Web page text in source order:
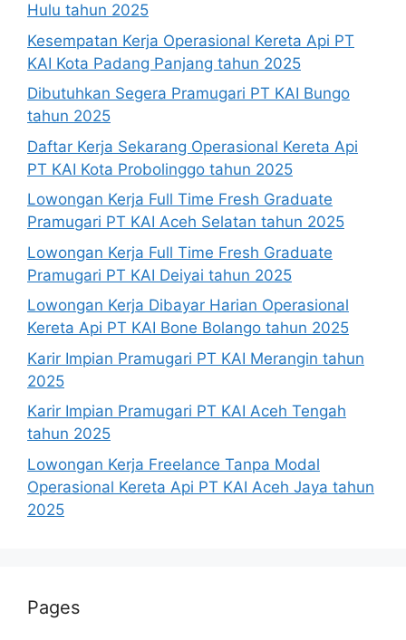
Hulu tahun 2025
Kesempatan Kerja Operasional Kereta Api PT
KAI Kota Padang Panjang tahun 2025
Dibutuhkan Segera Pramugari PT KAI Bungo
tahun 2025
Daftar Kerja Sekarang Operasional Kereta Api
PT KAI Kota Probolinggo tahun 2025
Lowongan Kerja Full Time Fresh Graduate
Pramugari PT KAI Aceh Selatan tahun 2025
Lowongan Kerja Full Time Fresh Graduate
Pramugari PT KAI Deiyai tahun 2025
Lowongan Kerja Dibayar Harian Operasional
Kereta Api PT KAI Bone Bolango tahun 2025
Karir Impian Pramugari PT KAI Merangin tahun
2025
Karir Impian Pramugari PT KAI Aceh Tengah
tahun 2025
Lowongan Kerja Freelance Tanpa Modal
Operasional Kereta Api PT KAI Aceh Jaya tahun
2025
Pages